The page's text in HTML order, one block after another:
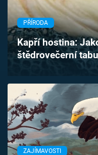
Časopis
Sledujte prima+
Sledujte nás
PŘÍRODA
Kapří hostina:
štědrovečerní
ZAJÍMAVOSTI